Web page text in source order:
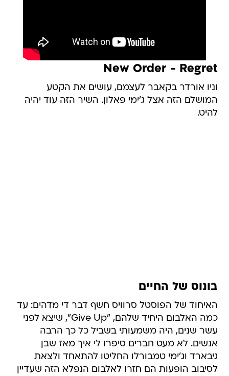
New Order - Regret
וניו אורדר בקאבר לעצמם, עושים את הקטע
המושלם הזה אצל ג'ימי פאלון. השיר הזה עוד יהיה
להיט.
בונוס של החיים
האיחוד של הפוסטל סרוויס חשף דבר די מדהים: עד
כמה האלבום היחיד שלהם, "Give Up", שיצא לפני
עשר שנים, היה משמעותי בשביל כל כך הרבה
אנשים. לא מעט חברים סיפרו לי איך מאז שבן
גיבארד וג'ימי טמבורלו החליטו להתאחד ולצאת
לסיבוב הופעות הם חזרו לאלבום הנפלא הזה שעדיין